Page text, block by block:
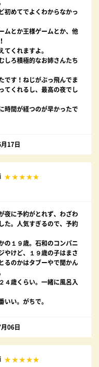
初めてでよくわからなかっ
ムとか王様ゲームとか、他
くれますよ。
しろ積極的なお姉さんたち
です！ねじがぶっ飛んでま
てくれるし、最高の夜でし
時間が経つのが早かったで
17日
夜に予約がとれず、わざわ
た。人気すぎるので、予約
の１９歳。石和のコンパニ
やけど、１９歳の子はまさ
るのかはタブーやで聞かん
４歳くらい。一緒に風呂入
い。がちで。
06日